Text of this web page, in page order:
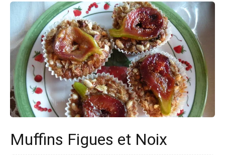
Muffins Figues et Noix